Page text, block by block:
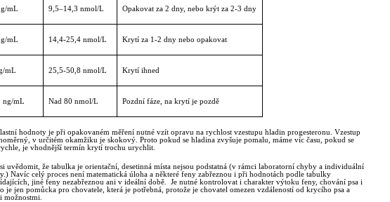
mL 9,5–14,3 nmol/L Opakovat za 2 dny, nebo krýt za 2-3 dny
mL 14,4-25,4 nmol/L Krytí za 1-2 dny nebo opakovat
mL 25,5-50,8 nmol/L Krytí ihned
ng/mL Nad 80 nmol/L Pozdní fáze, na krytí je pozdě
hodnoty je při opakovaném měření nutné vzít opravu na rychlost vzestupu hladin progesteronu. Vzestup
v určitém okamžiku je skokový. Proto pokud se hladina zvyšuje pomalu, máme víc času, pokud se
je vhodnější termín krytí trochu urychlit.
uvědomit, že tabulka je orientační, desetinná místa nejsou podstatná (v rámci laboratorní chyby a individuální
Navíc celý proces není matematická úloha a některé feny zabřeznou i při hodnotách podle tabulky
jiné feny nezabřeznou ani v ideální době.
Je nutné kontrolovat i charakter výtoku feny, chování psa i
je jen pomůcka pro chovatele, která je potřebná, protože je chovatel omezen vzdáleností od krycího psa a
možnostmi.